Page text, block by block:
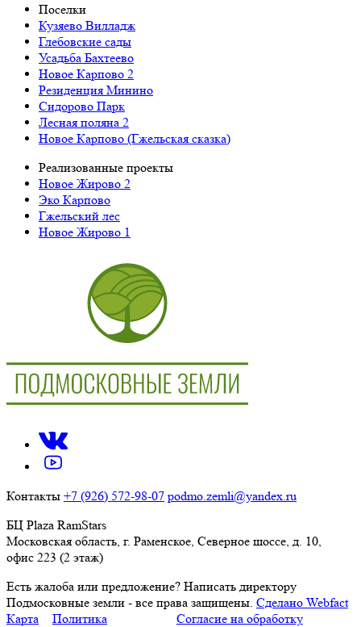
Поселки
Кузяево Вилладж
Глебовские сады
Усадьба Бахтеево
Новое Карпово 2
Резиденция Минино
Сидорово Парк
Лесная поляна 2
Новое Карпово (Гжельская сказка)
Реализованные проекты
Новое Жирово 2
Эко Карпово
Гжельский лес
Новое Жирово 1
Контакты +7 (926) 572-98-07 podmo.zemli@yandex.ru
БЦ Plaza RamStars
Московская область, г. Раменское, Северное шоссе, д. 10,
офис 223 (2 этаж)
Есть жалоба или предложение? Написать директору
Подмосковные земли - все права защищены. Сделано Webfact
Карта
Политика
Согласие на обработку